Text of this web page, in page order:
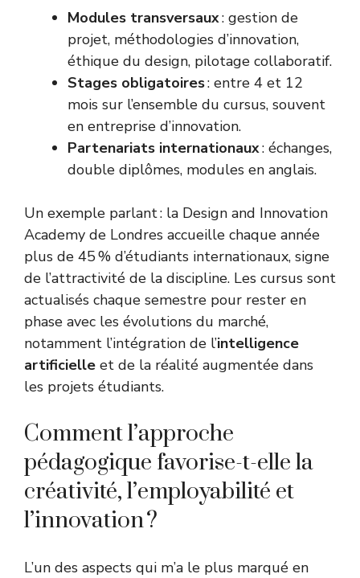
Modules transversaux: gestion de
projet, méthodologies d’innovation,
éthique du design, pilotage collaboratif.
Stages obligatoires: entre 4 et 12
mois sur l’ensemble du cursus, souvent
en entreprise d’innovation.
Partenariats internationaux: échanges,
double diplômes, modules en anglais.
Un exemple parlant : la Design and Innovation
Academy de Londres accueille chaque année
plus de 45 % d’étudiants internationaux, signe
de l’attractivité de la discipline. Les cursus sont
actualisés chaque semestre pour rester en
phase avec les évolutions du marché,
notamment l’intégration de l’intelligence
artificielle et de la réalité augmentée dans
les projets étudiants.
Comment l’approche
pédagogique favorise-t-elle la
créativité, l’employabilité et
l’innovation ?
L’un des aspects qui m’a le plus marqué en